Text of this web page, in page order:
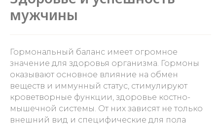
мужчины
Гормональный баланс имеет огромное
значение для здоровья организма. Гормоны
оказывают основное влияние на обмен
веществ и иммунный статус, стимулируют
кроветворные функции, здоровье костно-
мышечной системы. От них зависят не только
внешний вид и специфические для пола